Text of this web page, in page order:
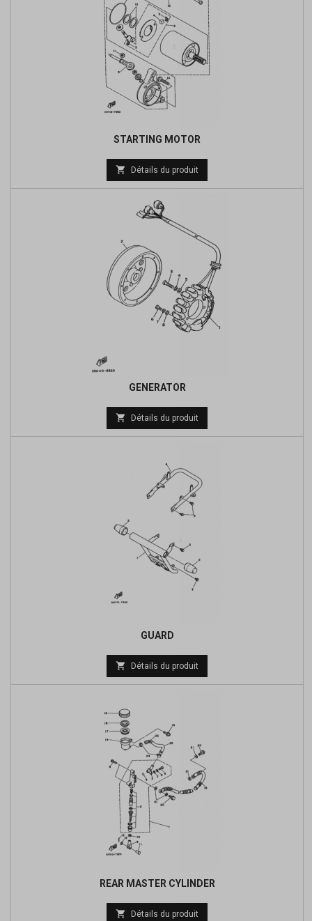
STARTING MOTOR
Prix
de
base
 Détails du produit
GENERATOR
 Détails du produit
GUARD
 Détails du produit
REAR MASTER CYLINDER
Prix
 Détails du produit